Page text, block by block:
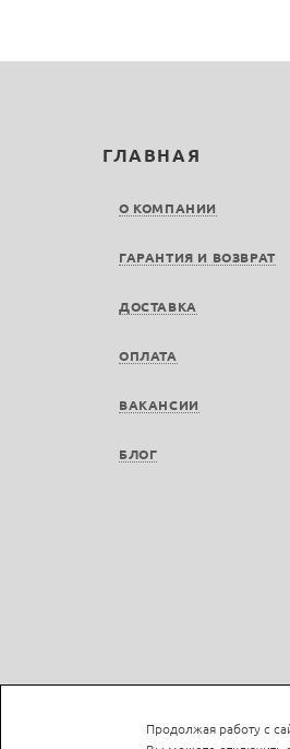
ГЛАВНАЯ
О КОМПАНИИ
ГАРАНТИЯ И ВОЗВРАТ
ДОСТАВКА
ОПЛАТА
ВАКАНСИИ
БЛОГ
Продолжая работу с